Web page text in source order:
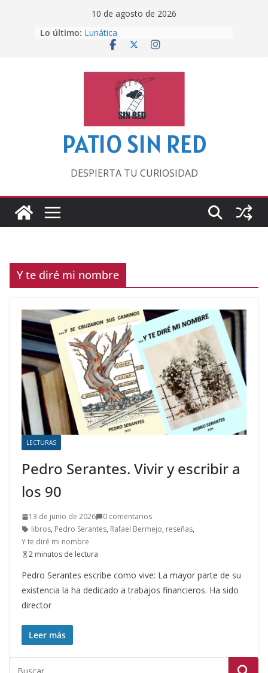
10 de agosto de 2026
Lo último: Lunática
Pero, hasta entonces…
‘La broma infinita’ de recomendar
lecturas veraniegas
Otra del Mundial
PATIO SIN RED
DESPIERTA TU CURIOSIDAD
Y te diré mi nombre
LECTURAS
Pedro Serantes. Vivir y escribir a
los 90
13 de junio de 2026
0 comentarios
libros, Pedro Serantes, Rafael Bermejo, reseñas,
Y te diré mi nombre
2 minutos de lectura
Pedro Serantes escribe como vive: La mayor parte de su
existencia la ha dedicado a trabajos financieros. Ha sido
director
Leer más